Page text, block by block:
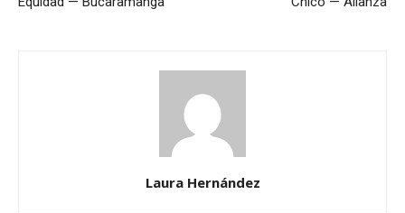
Laura Hernández